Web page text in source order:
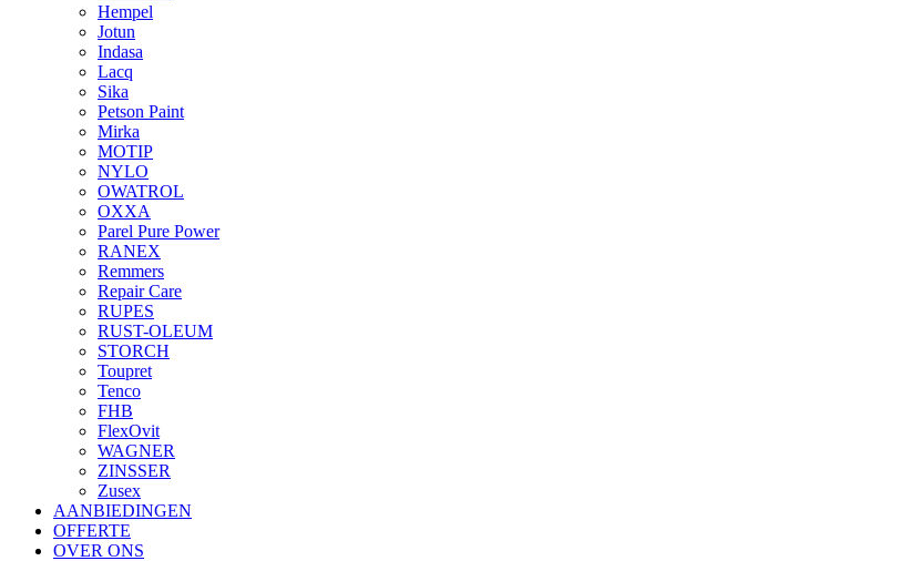
Hempel
Jotun
Indasa
Lacq
Sika
Petson Paint
Mirka
MOTIP
NYLO
OWATROL
OXXA
Parel Pure Power
RANEX
Remmers
Repair Care
RUPES
RUST-OLEUM
STORCH
Toupret
Tenco
FHB
FlexOvit
WAGNER
ZINSSER
Zusex
AANBIEDINGEN
OFFERTE
OVER ONS